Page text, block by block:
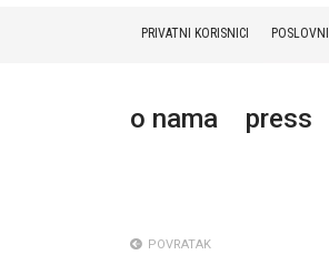
PRIVATNI KORISNICI
o nama press
POVRATAK